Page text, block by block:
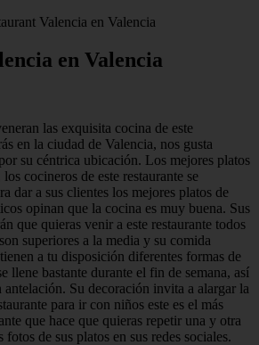
Valencia en Valencia
en Valencia
las exquisita cocina de este
en la ciudad de Valencia, nos gusta
su céntrica ubicación. Los mejores platos
cocineros de este restaurante se
dar a sus clientes los mejores platos de
opinan que la cocina es muy buena. Sus
que quieras venir a este restaurante todos
superiores a la media y su comida
a tu disposición diferentes formas de
llene bastante durante el fin de semana, así
antelación. Su decoración invita a alargar la
para ir con niños este es el más
que hace que quieras repetir una y otra
de sus platos en sus redes sociales.